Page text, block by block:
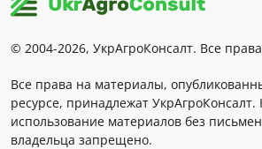
© 2004-2026, УкрАгроКонсалт. Все
Все права на материалы,
ресурсе, принадлежат УкрАгроКонсалт.
использование материалов без
владельца запрещено.